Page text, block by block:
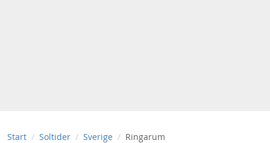
Start Soltider Sverige Ringarum